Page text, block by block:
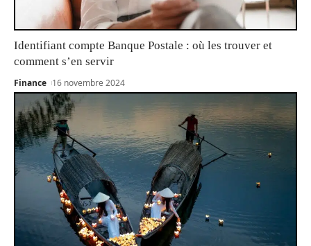
Identifiant compte Banque Postale : où les trouver et
comment s’en servir
Finance 16 novembre 2024